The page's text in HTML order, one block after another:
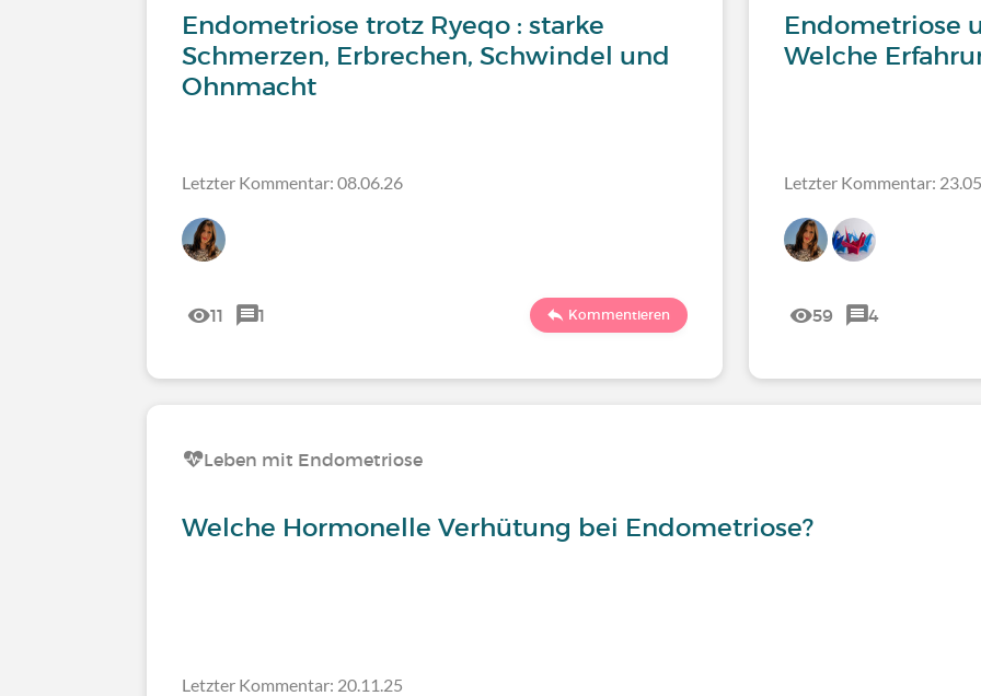
Endometriose trotz Ryeqo : starke
Schmerzen, Erbrechen, Schwindel und
Ohnmacht
Letzter Kommentar: 08.06.26
11 1 Kommentieren
Endometriose
Welche
Letzter Kommentar:
59 4
Leben mit Endometriose
Welche Hormonelle Verhütung bei Endometriose?
Letzter Kommentar: 20.11.25